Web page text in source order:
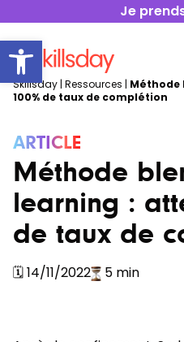
Je
Skillsday | Ressources | Méthode
100% de taux de complétion
ARTICLE
Méthode
learning :
de taux de
🗓14/11/2022 5 min
Open toolbar